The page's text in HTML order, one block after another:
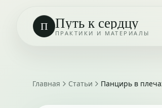
П Путь к сердцу
ПРАКТИКИ И МАТЕРИАЛЫ
Главная Статьи Панцирь в